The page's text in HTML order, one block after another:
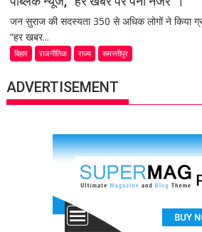
जन सुराज की सदस्यता 350 से अधिक लोगों ने किया
“हर खबर...
बिहार राजनीतिक राज्य समस्तीपुर
ADVERTISEMENT